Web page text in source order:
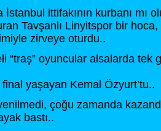
İstanbul ittifakının kurbanı mı
Tavşanlı Linyitspor bir hoca,
zirveye oturdu..
“traş” oyuncular alsalarda tek
yaşayan Kemal Özyurt’tu..
çoğu zamanda
bastı..